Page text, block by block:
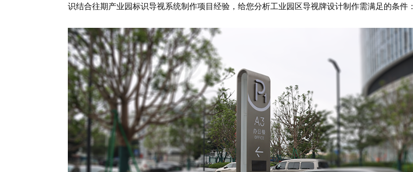
识结合往期产业园标识导视系统制作项目经验，给您分析工业园区导视牌设计制作需满足的条件：